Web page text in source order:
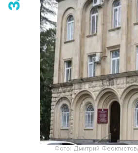
Фото: Дмитрий